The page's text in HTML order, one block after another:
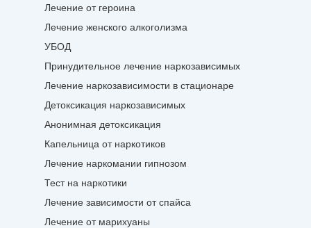
Лечение от героина
Лечение женского алкоголизма
УБОД
Принудительное лечение наркозависимых
Лечение наркозависимости в стационаре
Детоксикация наркозависимых
Анонимная детоксикация
Капельница от наркотиков
Лечение наркомании гипнозом
Тест на наркотики
Лечение зависимости от спайса
Лечение от марихуаны